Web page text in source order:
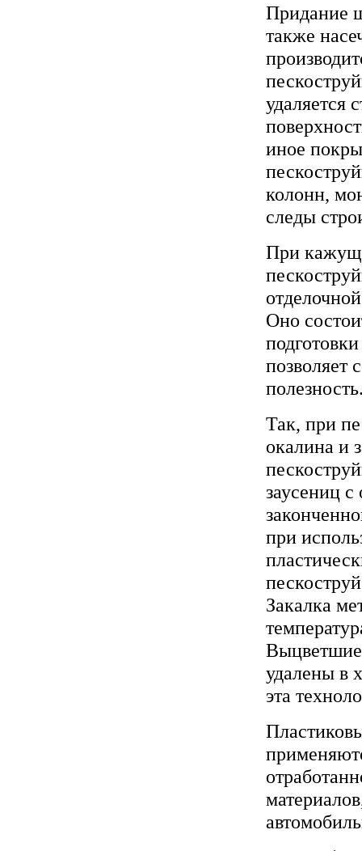
Придание
также
удаляется
иное
колонн,
следы
При
Оно
позволяет
Так, при
окалина и
заусениц
при
Закалка
Выцветшие
удалены в
эта